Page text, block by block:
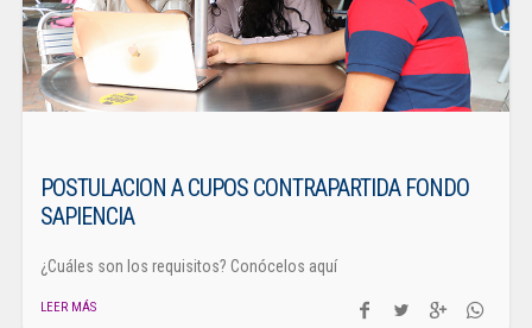
POSTULACION A CUPOS CONTRAPARTIDA FONDO
SAPIENCIA
¿Cuáles son los requisitos? Conócelos aquí
LEER MÁS